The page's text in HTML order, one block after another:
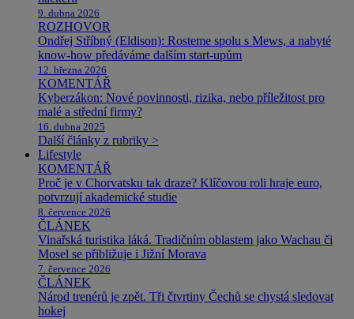
9. dubna 2026
ROZHOVOR
Ondřej Stříbný (Eldison): Rosteme spolu s Mews, a nabyté
know-how předáváme dalším start-upům
12. března 2026
KOMENTÁŘ
Kyberzákon: Nové povinnosti, rizika, nebo příležitost pro
malé a střední firmy?
16. dubna 2025
Další články z rubriky >
Lifestyle
KOMENTÁŘ
Proč je v Chorvatsku tak draze? Klíčovou roli hraje euro,
potvrzují akademické studie
8. července 2026
ČLÁNEK
Vinařská turistika láká. Tradičním oblastem jako Wachau či
Mosel se přibližuje i Jižní Morava
7. července 2026
ČLÁNEK
Národ trenérů je zpět. Tři čtvrtiny Čechů se chystá sledovat
hokej